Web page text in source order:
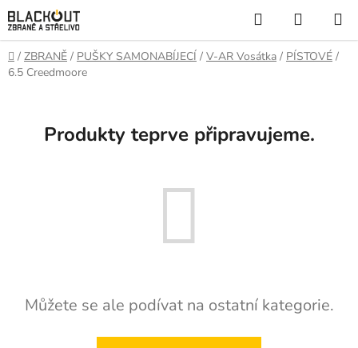
Přejít
na
obsah
Hledat
KOŠÍK
Domů
/ ZBRANĚ / PUŠKY SAMONABÍJECÍ / V-AR Vosátka / PÍSTOVÉ /
6.5 Creedmoore
Produkty teprve připravujeme.
Můžete se ale podívat na ostatní kategorie.